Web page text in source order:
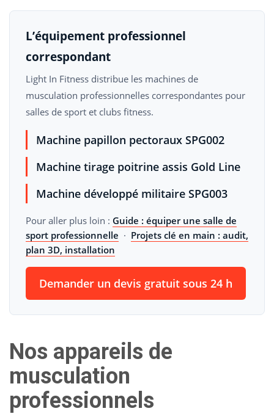
L’équipement professionnel
correspondant
Light In Fitness distribue les machines de
musculation professionnelles correspondantes pour
salles de sport et clubs fitness.
Machine papillon pectoraux SPG002
Machine tirage poitrine assis Gold Line
Machine développé militaire SPG003
Pour aller plus loin : Guide : équiper une salle de
sport professionnelle · Projets clé en main : audit,
plan 3D, installation
Demander un devis gratuit sous 24 h
Nos appareils de
musculation
professionnels